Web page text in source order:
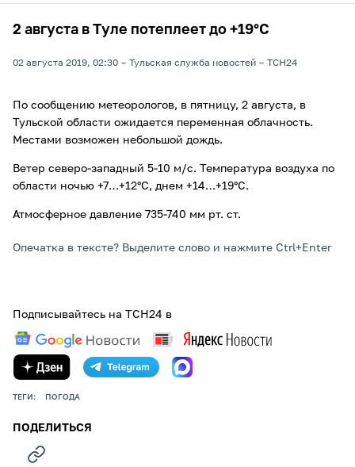
2 августа в Туле потеплеет до +19°С
02 августа 2019, 02:30 Тульская служба новостей ТСН24
По сообщению метеорологов, в пятницу, 2 августа, в
Тульской области ожидается переменная облачность.
Местами возможен небольшой дождь.
Ветер северо-западный 5-10 м/с. Температура воздуха по
области ночью +7…+12°С, днем +14…+19°С.
Атмосферное давление 735-740 мм рт. ст.
Опечатка в тексте? Выделите слово и нажмите Ctrl+Enter
Подписывайтесь на ТСН24 в
ТЕГИ: ПОГОДА
ПОДЕЛИТЬСЯ